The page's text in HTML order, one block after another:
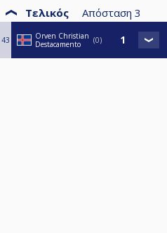
Τελικός Απόσταση 3
43
Orven Christian
Destacamento
0